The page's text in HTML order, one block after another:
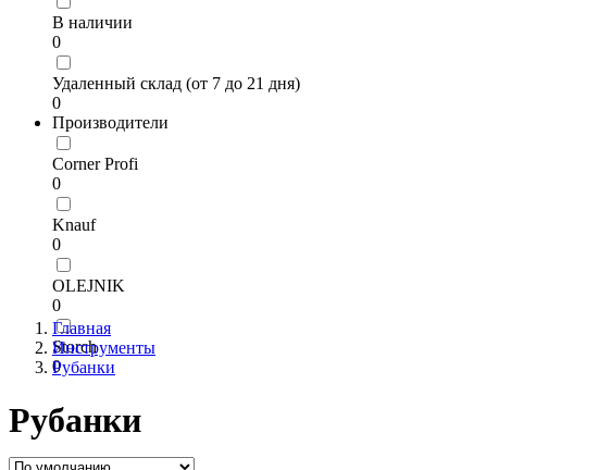
В наличии
0
Удаленный склад (от 7 до 21 дня)
0
Производители
Corner Profi
0
Knauf
0
OLEJNIK
0
Storch
0
Главная
Инструменты
Рубанки
Рубанки